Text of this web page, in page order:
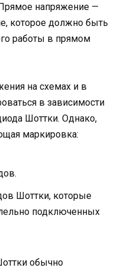
напряжение —
которое должно быть
работы в прямом
на схемах и в
в зависимости
Шоттки. Однако,
маркировка:
Шоттки, которые
подключенных
обычно